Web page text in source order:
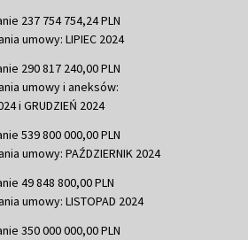
237 754 754,24 PLN
umowy: LIPIEC 2024
290 817 240,00 PLN
umowy i aneksów:
i GRUDZIEŃ 2024
539 800 000,00 PLN
umowy: PAŹDZIERNIK 2024
49 848 800,00 PLN
umowy: LISTOPAD 2024
350 000 000,00 PLN